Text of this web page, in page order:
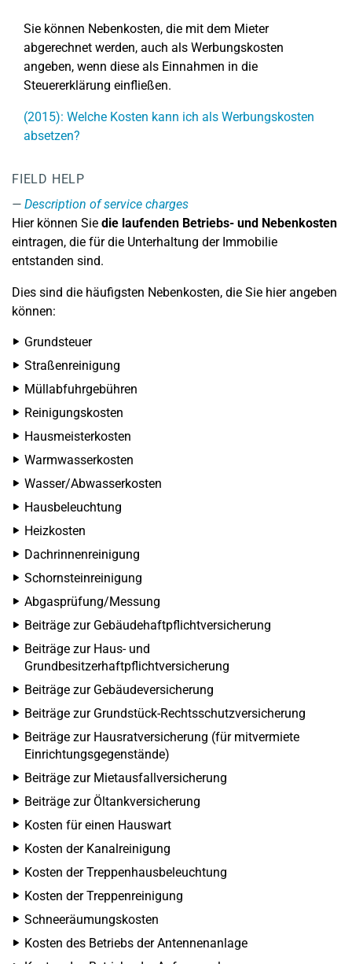
Sie können Nebenkosten, die mit dem Mieter
abgerechnet werden, auch als Werbungskosten
angeben, wenn diese als Einnahmen in die
Steuererklärung einfließen.
(2015): Welche Kosten kann ich als Werbungskosten
absetzen?
FIELD HELP
Description of service charges
Hier können Sie die laufenden Betriebs- und Nebenkosten
eintragen, die für die Unterhaltung der Immobilie
entstanden sind.
Dies sind die häufigsten Nebenkosten, die Sie hier angeben
können:
Grundsteuer
Straßenreinigung
Müllabfuhrgebühren
Reinigungskosten
Hausmeisterkosten
Warmwasserkosten
Wasser/Abwasserkosten
Hausbeleuchtung
Heizkosten
Dachrinnenreinigung
Schornsteinreinigung
Abgasprüfung/Messung
Beiträge zur Gebäudehaftpflichtversicherung
Beiträge zur Haus- und
Grundbesitzerhaftpflichtversicherung
Beiträge zur Gebäudeversicherung
Beiträge zur Grundstück-Rechtsschutzversicherung
Beiträge zur Hausratversicherung (für mitvermiete
Einrichtungsgegenstände)
Beiträge zur Mietausfallversicherung
Beiträge zur Öltankversicherung
Kosten für einen Hauswart
Kosten der Kanalreinigung
Kosten der Treppenhausbeleuchtung
Kosten der Treppenreinigung
Schneeräumungskosten
Kosten des Betriebs der Antennenanlage